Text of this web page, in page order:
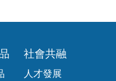
社會共融
人才發展